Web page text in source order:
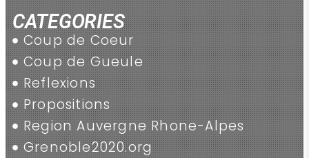
CATEGORIES
Coup de Coeur
Coup de Gueule
Reflexions
Propositions
Region Auvergne Rhone-Alpes
Grenoble2020.org